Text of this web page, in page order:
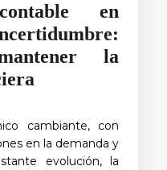
en
la
cambiante, con
en la demanda y
evolución, la